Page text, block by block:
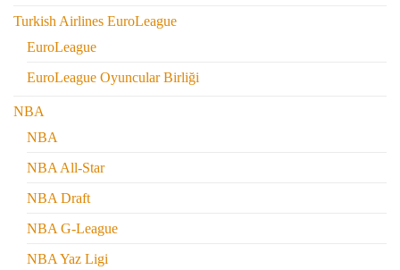
Turkish Airlines EuroLeague
EuroLeague
EuroLeague Oyuncular Birliği
NBA
NBA
NBA All-Star
NBA Draft
NBA G-League
NBA Yaz Ligi